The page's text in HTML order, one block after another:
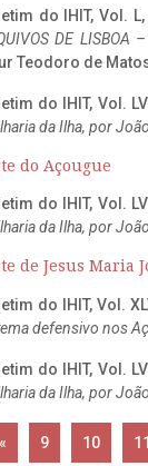
do IHIT, Vol.
DE LISBOA –
Teodoro de
do IHIT, Vol.
da Ilha, por
do Açougue
do IHIT, Vol.
da Ilha, por
de Jesus Maria
do IHIT, Vol.
defensivo nos
do IHIT, Vol.
da Ilha, por
« 9 10 11